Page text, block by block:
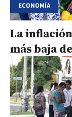
ECONOMÍA
La
más baja